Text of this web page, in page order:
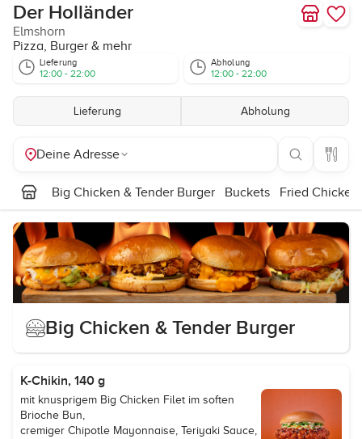
Der Holländer
Elmshorn
Pizza, Burger & mehr
Lieferung
12:00 - 22:00
Abholung
12:00 - 22:00
Lieferung Abholung
Deine Adresse
Big Chicken & Tender Burger Buckets Fried Chicken
Big Chicken & Tender Burger
K-Chikin, 140 g
mit knusprigem Big Chicken Filet im soften
Brioche Bun,
cremiger Chipotle Mayonnaise, Teriyaki Sauce,